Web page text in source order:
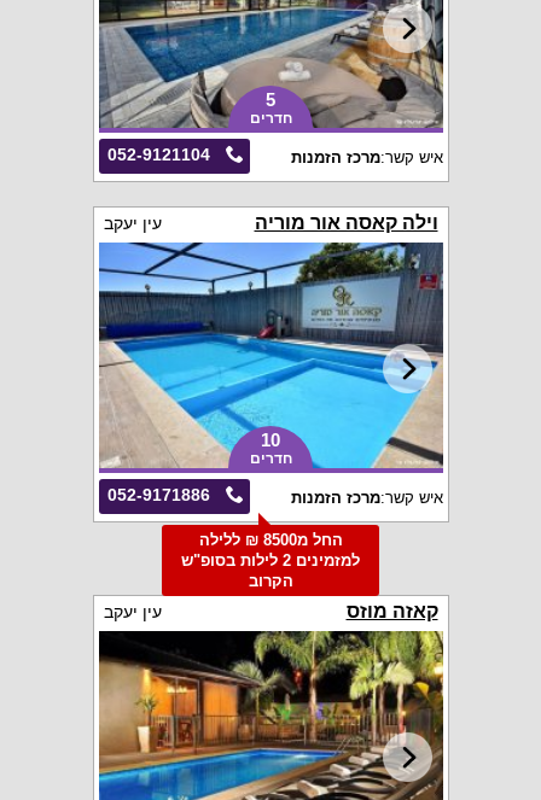
5
חדרים
052-9121104 איש קשר:מרכז הזמנות
וילה קאסה אור מוריה עין יעקב
10
חדרים
052-9171886 איש קשר:מרכז הזמנות
החל מ8500 ₪ ללילה
למזמינים 2 לילות בסופ"ש
הקרוב
קאזה מוזס עין יעקב